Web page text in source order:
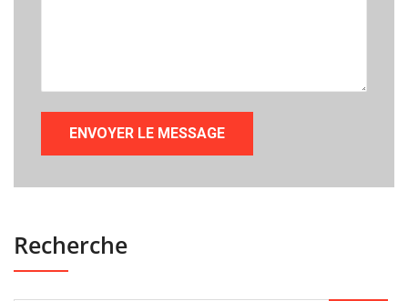
Recherche